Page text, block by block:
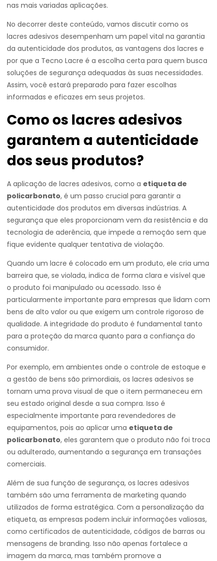
nas mais variadas aplicações.
No decorrer deste conteúdo, vamos discutir como os
lacres adesivos desempenham um papel vital na garantia
da autenticidade dos produtos, as vantagens dos lacres e
por que a Tecno Lacre é a escolha certa para quem busca
soluções de segurança adequadas às suas necessidades.
Assim, você estará preparado para fazer escolhas
informadas e eficazes em seus projetos.
Como os lacres adesivos
garantem a autenticidade
dos seus produtos?
A aplicação de lacres adesivos, como a etiqueta de
policarbonato, é um passo crucial para garantir a
autenticidade dos produtos em diversas indústrias. A
segurança que eles proporcionam vem da resistência e da
tecnologia de aderência, que impede a remoção sem que
fique evidente qualquer tentativa de violação.
Quando um lacre é colocado em um produto, ele cria uma
barreira que, se violada, indica de forma clara e visível que
o produto foi manipulado ou acessado. Isso é
particularmente importante para empresas que lidam com
bens de alto valor ou que exigem um controle rigoroso de
qualidade. A integridade do produto é fundamental tanto
para a proteção da marca quanto para a confiança do
consumidor.
Por exemplo, em ambientes onde o controle de estoque e
a gestão de bens são primordiais, os lacres adesivos se
tornam uma prova visual de que o item permaneceu em
seu estado original desde a sua compra. Isso é
especialmente importante para revendedores de
equipamentos, pois ao aplicar uma etiqueta de
policarbonato, eles garantem que o produto não foi troca
ou adulterado, aumentando a segurança em transações
comerciais.
Além de sua função de segurança, os lacres adesivos
também são uma ferramenta de marketing quando
utilizados de forma estratégica. Com a personalização da
etiqueta, as empresas podem incluir informações valiosas,
como certificados de autenticidade, códigos de barras ou
mensagens de branding. Isso não apenas fortalece a
imagem da marca, mas também promove a